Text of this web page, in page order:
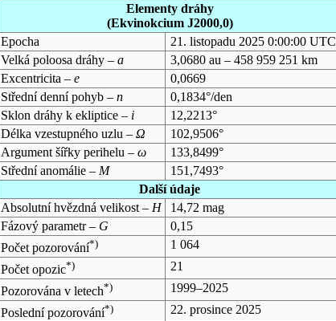
Elementy dráhy
(Ekvinokcium J2000,0)
Epocha
21. listopadu 2025 0:00:00 UTC
Velká poloosa dráhy – a
3,0680 au – 458 959 251 km
Excentricita – e
0,0669
Střední denní pohyb – n
0,1834°/den
Sklon dráhy k ekliptice – i
12,2213°
Délka vzestupného uzlu – Ω
102,9506°
Argument šířky perihelu – ω
133,8499°
Střední anomálie – M
151,7493°
Další údaje
Absolutní hvězdná velikost – H
14,72 mag
Fázový parametr – G
0,15
Počet pozorování*)
1 064
Počet opozic*)
21
Pozorována v letech*)
1999–2025
Poslední pozorování*)
22. prosince 2025